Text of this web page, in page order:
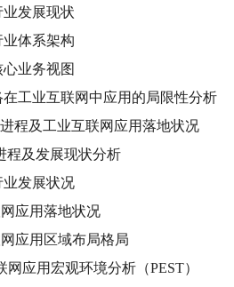
业发展现状
业体系架构
业务视图
在工业互联网中应用的局限性分析
程及工业互联网应用落地状况
程及发展现状分析
业发展状况
应用落地状况
应用区域布局格局
应用宏观环境分析（PEST）